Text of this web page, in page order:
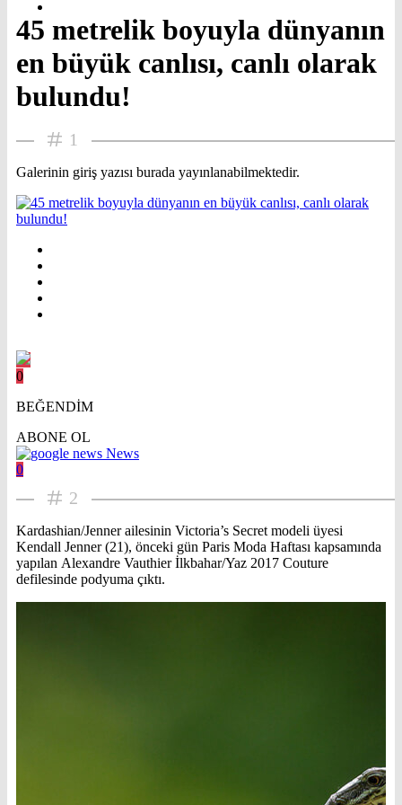
45 metrelik boyuyla dünyanın
en büyük canlısı, canlı olarak
bulundu!
1
Galerinin giriş yazısı burada yayınlanabilmektedir.
0
BEĞENDİM
ABONE OL
News
0
2
Kardashian/Jenner ailesinin Victoria’s Secret modeli üyesi
Kendall Jenner (21), önceki gün Paris Moda Haftası kapsamında
yapılan Alexandre Vauthier İlkbahar/Yaz 2017 Couture
defilesinde podyuma çıktı.